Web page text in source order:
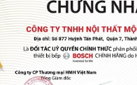
lượng của chúng tôi :